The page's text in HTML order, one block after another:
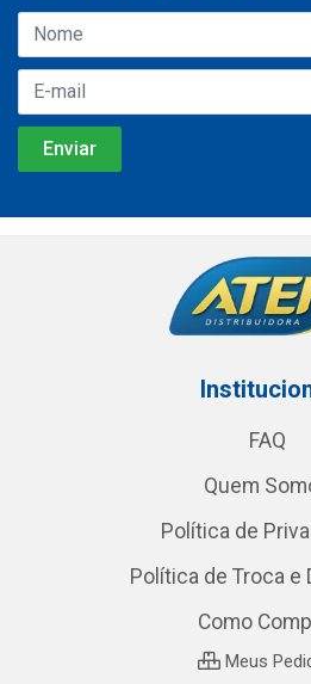
FAQ
Quem
Política de
Política de Troca e
Como
Meus